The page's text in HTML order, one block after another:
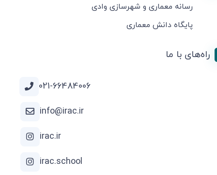
رسانه معماری و شهرسازی وادی
پایگاه دانش معماری
راه‌های با ما
021-66484006
info@irac.ir
irac.ir
irac.school